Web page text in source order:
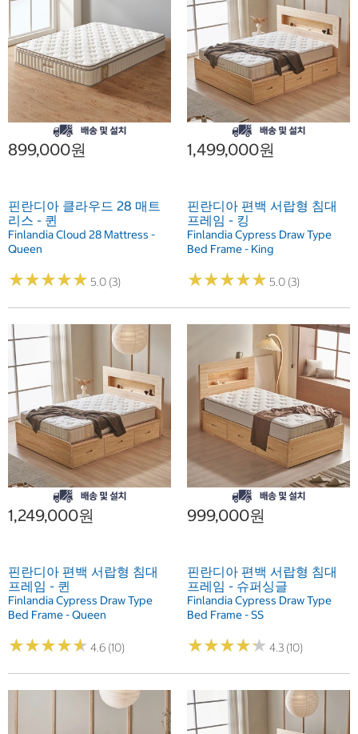
899,000원
핀란디아 클라우드 28 매트
리스 - 퀸
Finlandia Cloud 28 Mattress -
Queen
★★★★★
★★★★★ 5.0 (3)
1,499,000원
핀란디아 편백 서랍형 침대
프레임 - 킹
Finlandia Cypress Draw Type
Bed Frame - King
★★★★★
★★★★★ 5.0 (3)
1,249,000원
핀란디아 편백 서랍형 침대
프레임 - 퀸
Finlandia Cypress Draw Type
Bed Frame - Queen
★★★★★
★★★★★ 4.6 (10)
999,000원
핀란디아 편백 서랍형 침대
프레임 - 슈퍼싱글
Finlandia Cypress Draw Type
Bed Frame - SS
★★★★★
★★★★★ 4.3 (10)